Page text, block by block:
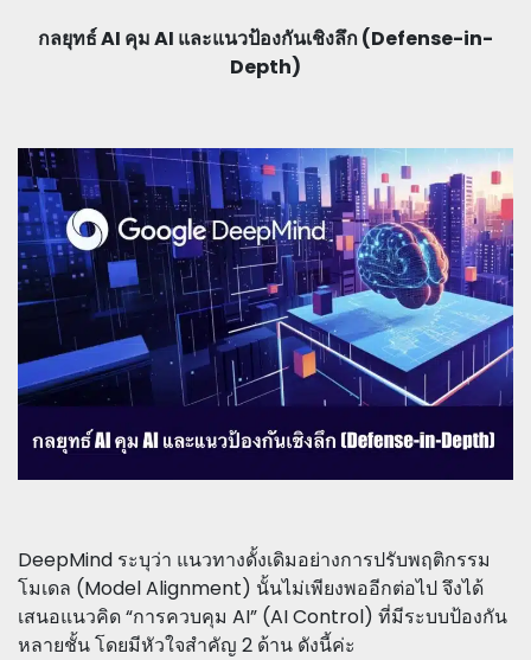
กลยุทธ์ AI คุม AI และแนวป้องกันเชิงลึก (Defense-in-
Depth)
DeepMind ระบุว่า แนวทางดั้งเดิมอย่างการปรับพฤติกรรม
โมเดล (Model Alignment) นั้นไม่เพียงพออีกต่อไป จึงได้
เสนอแนวคิด “การควบคุม AI” (AI Control) ที่มีระบบป้องกัน
หลายชั้น โดยมีหัวใจสำคัญ 2 ด้าน ดังนี้ค่ะ